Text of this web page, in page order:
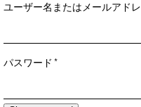
ユーザー名またはメールアド
パスワード*必